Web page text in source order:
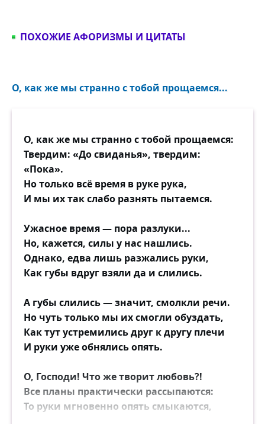
ПОХОЖИЕ АФОРИЗМЫ И ЦИТАТЫ
О, как же мы странно с тобой прощаемся...
О, как же мы странно с тобой прощаемся:
Твердим: «До свиданья», твердим:
«Пока».
Но только всё время в руке рука,
И мы их так слабо разнять пытаемся.
Ужасное время — пора разлуки...
Но, кажется, силы у нас нашлись.
Однако, едва лишь разжались руки,
Как губы вдруг взяли да и слились.
А губы слились — значит, смолкли речи.
Но чуть только мы их смогли обуздать,
Как тут устремились друг к другу плечи
И руки уже обнялись опять.
О, Господи! Что же творит любовь?!
Все планы практически рассыпаются:
То руки мгновенно опять смыкаются,